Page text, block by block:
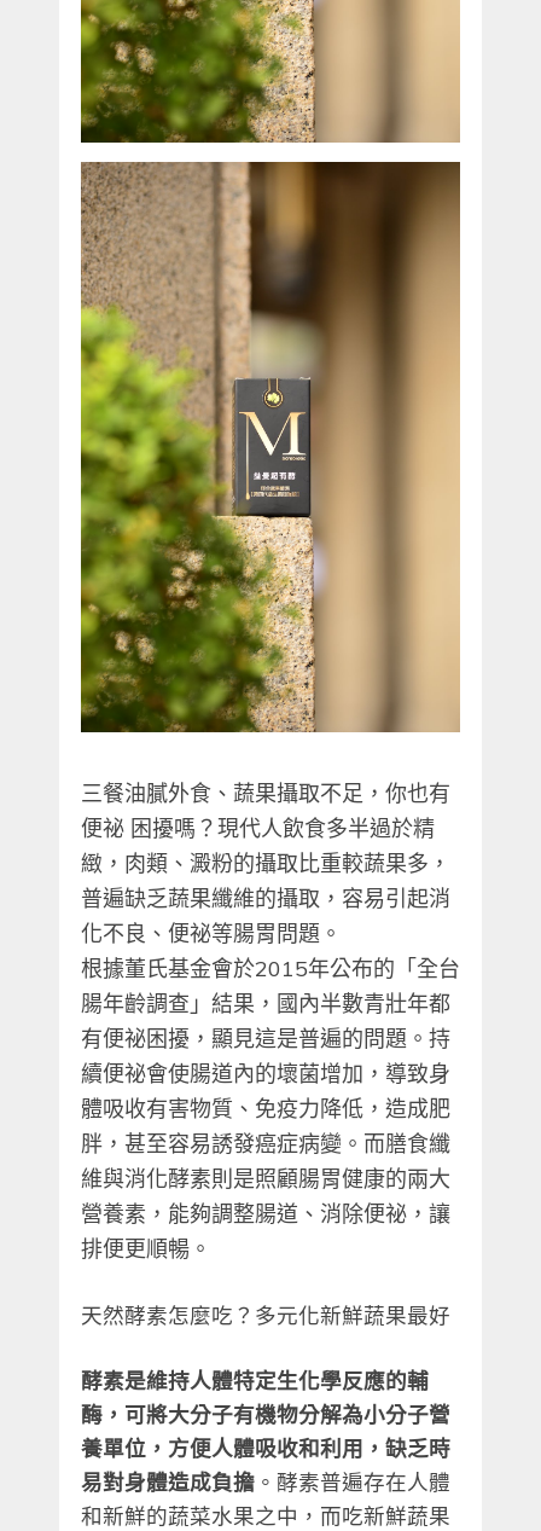
三餐油膩外食、蔬果攝取不足，你也有
便祕 困擾嗎？現代人飲食多半過於精
緻，肉類、澱粉的攝取比重較蔬果多，
普遍缺乏蔬果纖維的攝取，容易引起消
化不良、便祕等腸胃問題。
根據董氏基金會於2015年公布的「全台
腸年齡調查」結果，國內半數青壯年都
有便祕困擾，顯見這是普遍的問題。持
續便祕會使腸道內的壞菌增加，導致身
體吸收有害物質、免疫力降低，造成肥
胖，甚至容易誘發癌症病變。而膳食纖
維與消化酵素則是照顧腸胃健康的兩大
營養素，能夠調整腸道、消除便祕，讓
排便更順暢。
天然酵素怎麼吃？多元化新鮮蔬果最好
酵素是維持人體特定生化學反應的輔
酶，可將大分子有機物分解為小分子營
養單位，方便人體吸收和利用，缺乏時
易對身體造成負擔 。酵素普遍存在人體
和新鮮的蔬菜水果之中，而吃新鮮蔬果